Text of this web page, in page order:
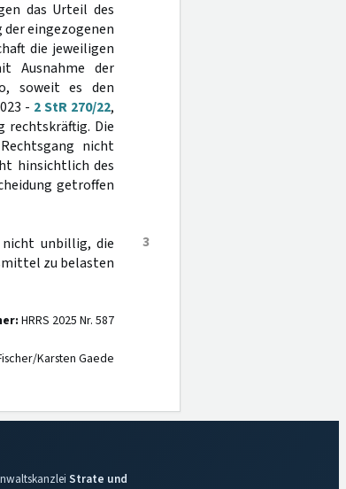
das Urteil des
der eingezogenen
die jeweiligen
Ausnahme der
soweit es den
- 2 StR 270/22,
rechtskräftig. Die
nicht
hinsichtlich des
getroffen
3
unbillig, die
zu belasten
HRRS 2025 Nr. 587
Karsten Gaede
Strate und